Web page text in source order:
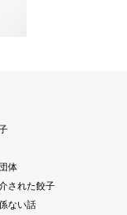
体
された餃子
ない話